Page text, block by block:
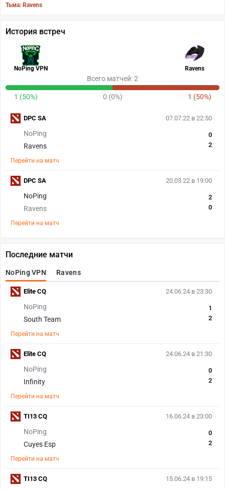
Тьма: Ravens
История встреч
NoPing VPN Ravens
Всего матчей: 2
1 (50%) 0 (0%) 1 (50%)
07.07.22 в 22:50
NoPing
Ravens
0
2
Перейти на матч
DPC SA
20.03.22 в 19:00
NoPing
Ravens
2
0
Перейти на матч
DPC SA
Последние матчи
NoPing VPN Ravens
24.06.24 в 23:30
NoPing
South Team
1
2
Перейти на матч
Elite CQ
24.06.24 в 21:30
NoPing
Infinity
0
2
Перейти на матч
Elite CQ
16.06.24 в 23:00
NoPing
Cuyes Esp
0
2
Перейти на матч
TI13 CQ
15.06.24 в 19:15
TI13 CQ